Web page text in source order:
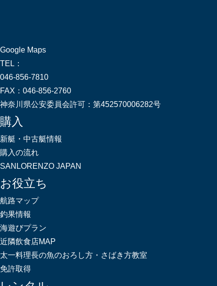
Google Maps
TEL：
046-856-7810
FAX： 046-856-2760
神奈川県公安委員会許可： 第452570006282号
購入
新艇・中古艇情報
購入の流れ
SANLORENZO JAPAN
お役立ち
航路マップ
釣果情報
海遊びプラン
近隣飲食店MAP
太一料理長の魚のおろし方・さばき方教室
免許取得